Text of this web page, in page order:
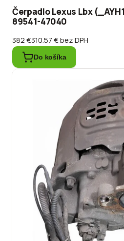
Čerpadlo Lexus Lbx
89541-47040
382 €310.57 €bez DPH
Do košíka